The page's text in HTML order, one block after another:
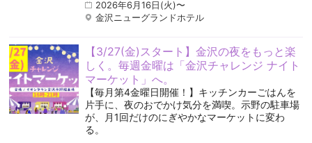
2026年6月16日(火)〜
金沢ニューグランドホテル
【3/27(金)スタート】金沢の夜をもっと楽
しく。毎週金曜は「金沢チャレンジ ナイト
マーケット」へ。
【毎月第4金曜日開催！】キッチンカーごはんを
片手に、夜のおでかけ気分を満喫。示野の駐車場
が、月1回だけのにぎやかなマーケットに変わ
る。